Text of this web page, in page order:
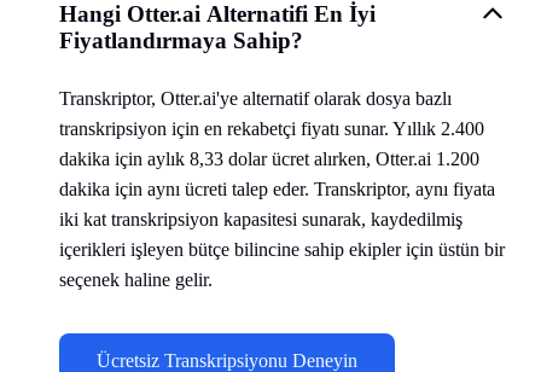
Hangi Otter.ai Alternatifi En İyi
Fiyatlandırmaya Sahip?
Transkriptor, Otter.ai'ye alternatif olarak dosya bazlı
transkripsiyon için en rekabetçi fiyatı sunar. Yıllık 2.400
dakika için aylık 8,33 dolar ücret alırken, Otter.ai 1.200
dakika için aynı ücreti talep eder. Transkriptor, aynı fiyata
iki kat transkripsiyon kapasitesi sunarak, kaydedilmiş
içerikleri işleyen bütçe bilincine sahip ekipler için üstün bir
seçenek haline gelir.
Ücretsiz Transkripsiyonu Deneyin